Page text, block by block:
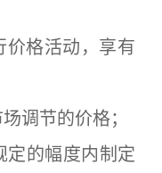
格活动，享有
节的价格；
的幅度内制定